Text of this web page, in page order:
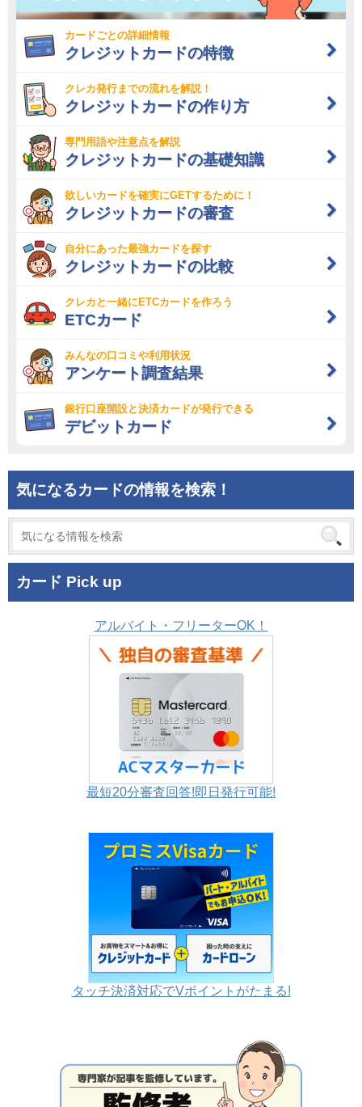
カードごとの詳細情報
クレジットカードの特徴
クレカ発行までの流れを解説！
クレジットカードの作り方
専門用語や注意点を解説
クレジットカードの基礎知識
欲しいカードを確実にGETするために！
クレジットカードの審査
自分にあった最強カードを探す
クレジットカードの比較
クレカと一緒にETCカードを作ろう
ETCカード
みんなの口コミや利用状況
アンケート調査結果
銀行口座開設と決済カードが発行できる
デビットカード
気になるカードの情報を検索！
カード Pick up
アルバイト・フリーターOK！
最短20分審査回答!即日発行可能!
タッチ決済対応でVポイントがたまる!